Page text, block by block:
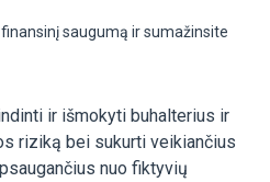
saugumą ir sumažinsite
ir išmokyti buhalterius ir
riziką bei sukurti veikiančius
nuo fiktyvių